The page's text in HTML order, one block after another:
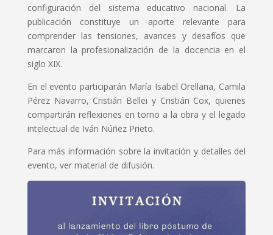
configuración del sistema educativo nacional. La
publicación constituye un aporte relevante para
comprender las tensiones, avances y desafíos que
marcaron la profesionalización de la docencia en el
siglo XIX.
En el evento participarán María Isabel Orellana, Camila
Pérez Navarro, Cristián Bellei y Cristián Cox, quienes
compartirán reflexiones en torno a la obra y el legado
intelectual de Iván Núñez Prieto.
Para más información sobre la invitación y detalles del
evento, ver material de difusión.